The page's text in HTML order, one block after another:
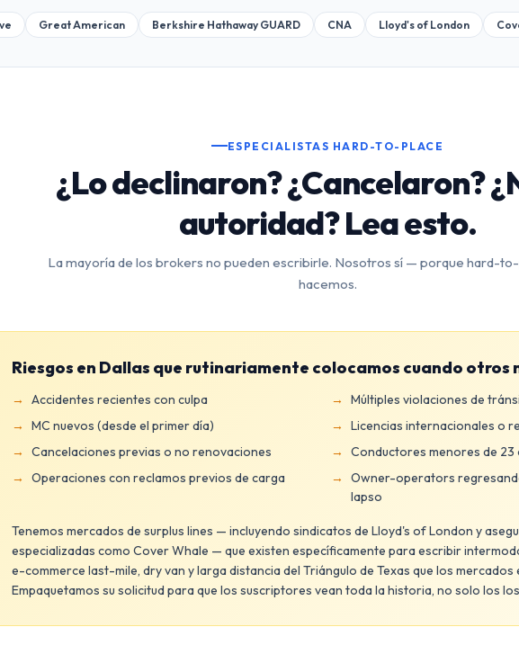
Great American Berkshire Hathaway GUARD CNA Lloyd's of London
ESPECIALISTAS HARD-TO-PLACE
¿Lo declinaron? ¿Cancelaron?
autoridad? Lea esto.
La mayoría de los brokers no pueden escribirle. Nosotros sí — porque hard-
hacemos.
Riesgos en Dallas que rutinariamente colocamos cuando otros
Accidentes recientes con culpa
Múltiples violaciones de
MC nuevos (desde el primer día)
Licencias internacionales o
Cancelaciones previas o no renovaciones
Conductores menores de 23
Operaciones con reclamos previos de carga
Owner-operators
lapso
Tenemos mercados de surplus lines — incluyendo sindicatos de Lloyd's of London y
especializadas como Cover Whale — que existen específicamente para escribir
e-commerce last-mile, dry van y larga distancia del Triángulo de Texas que los
Empaquetamos su solicitud para que los suscriptores vean toda la historia, no solo los